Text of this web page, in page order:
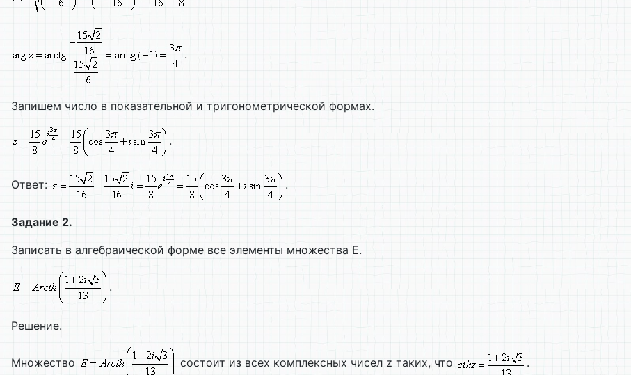
.
Запишем число в показательной и тригонометрической формах.
.
Ответ: .
Задание 2.
Записать в алгебраической форме все элементы множества Е.
.
Решение.
Множество состоит из всех комплексных чисел z таких, что .